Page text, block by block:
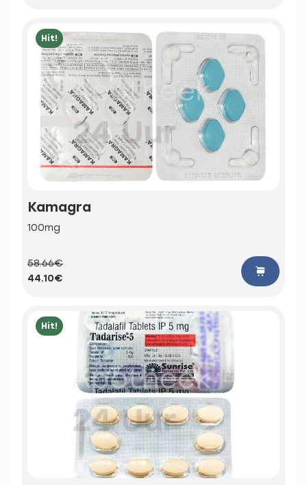
Hit!
Kamagra
100mg
58.66€
44.10€
Hit!